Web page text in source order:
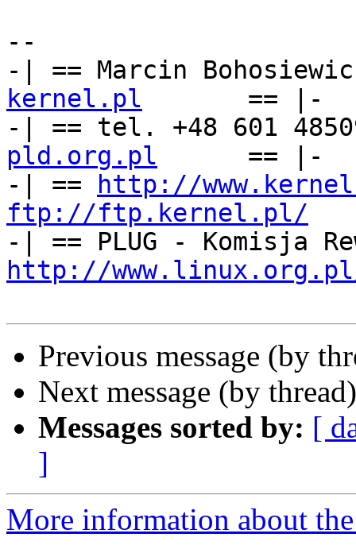
--
-| == Marcin
kernel.pl
== |-
-| == tel. +48 601
pld.org.pl
      == |-
-| ==
http://
ftp://ftp.kernel.pl/
http://
Previous message (by
Next message (by
Messages sorted by: [
]
More information about